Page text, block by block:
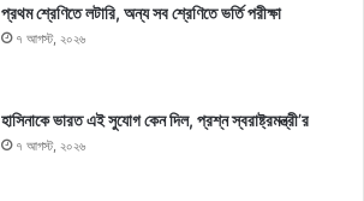
প্রথম শ্রেণিতে লটারি, অন্য সব শ্রেণিতে ভর্তি পরীক্ষা
৭ আগস্ট, ২০২৬
হাসিনাকে ভারত এই সুযোগ কেন দিল, প্রশ্ন স্বরাষ্ট্রমন্ত্রী’র
৭ আগস্ট, ২০২৬